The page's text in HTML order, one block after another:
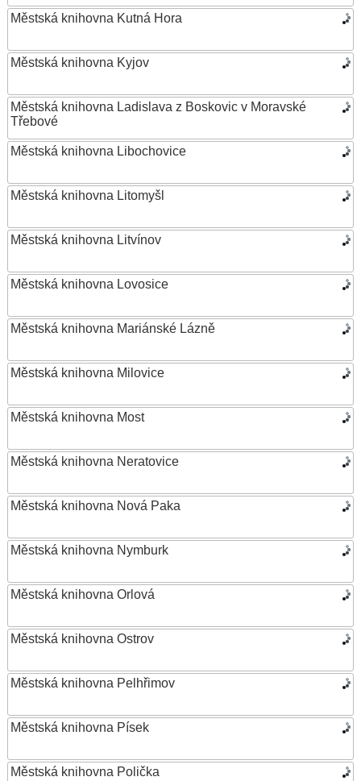
Městská knihovna Kutná Hora
Městská knihovna Kyjov
Městská knihovna Ladislava z Boskovic v Moravské
Třebové
Městská knihovna Libochovice
Městská knihovna Litomyšl
Městská knihovna Litvínov
Městská knihovna Lovosice
Městská knihovna Mariánské Lázně
Městská knihovna Milovice
Městská knihovna Most
Městská knihovna Neratovice
Městská knihovna Nová Paka
Městská knihovna Nymburk
Městská knihovna Orlová
Městská knihovna Ostrov
Městská knihovna Pelhřimov
Městská knihovna Písek
Městská knihovna Polička